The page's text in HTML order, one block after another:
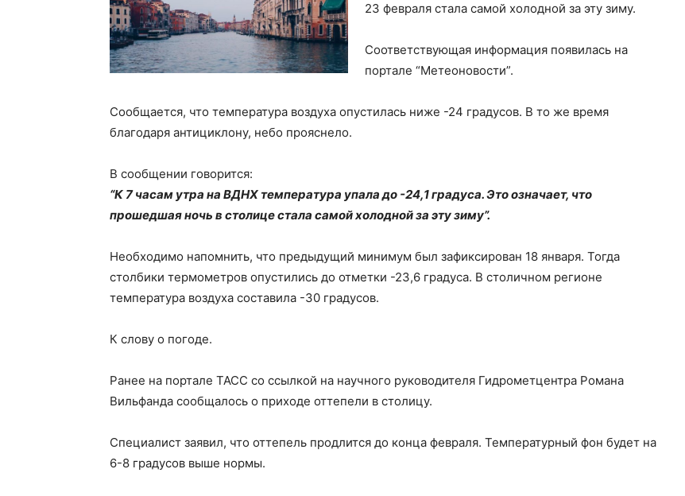
23 февраля стала самой холодной за эту зиму.
Соответствующая информация появилась на
портале “Метеоновости”.
Сообщается, что температура воздуха опустилась ниже -24 градусов. В то же время
благодаря антициклону, небо прояснело.
В сообщении говорится:
“К 7 часам утра на ВДНХ температура упала до -24,1 градуса. Это означает, что
прошедшая ночь в столице стала самой холодной за эту зиму”.
Необходимо напомнить, что предыдущий минимум был зафиксирован 18 января. Тогда
столбики термометров опустились до отметки -23,6 градуса. В столичном регионе
температура воздуха составила -30 градусов.
К слову о погоде.
Ранее на портале ТАСС со ссылкой на научного руководителя Гидрометцентра Романа
Вильфанда сообщалось о приходе оттепели в столицу.
Специалист заявил, что оттепель продлится до конца февраля. Температурный фон будет на
6-8 градусов выше нормы.